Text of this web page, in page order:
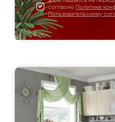
согласно Политике
Пользовательскому